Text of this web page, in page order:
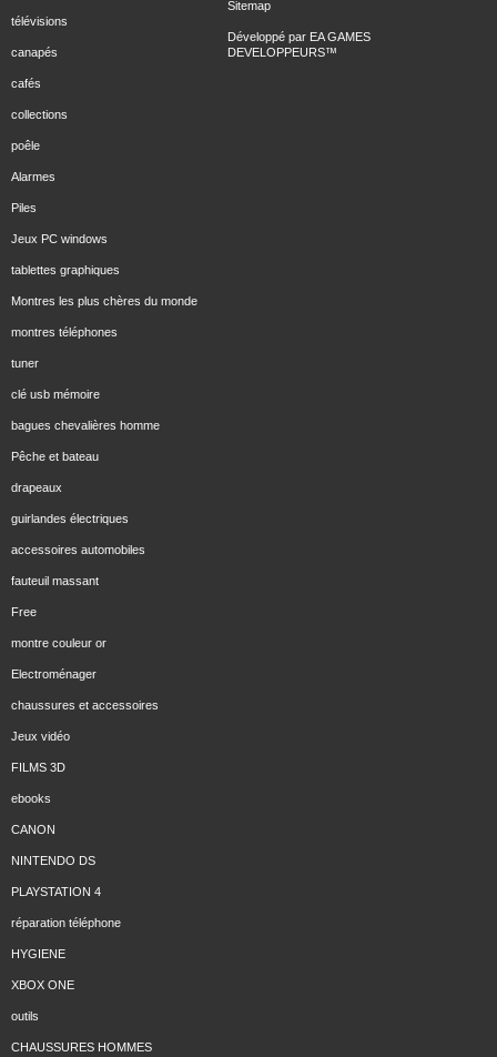
télévisions
canapés
cafés
collections
poêle
Alarmes
Piles
Jeux PC windows
tablettes graphiques
Montres les plus chères du monde
montres téléphones
tuner
clé usb mémoire
bagues chevalières homme
Pêche et bateau
drapeaux
guirlandes électriques
accessoires automobiles
fauteuil massant
Free
montre couleur or
Electroménager
chaussures et accessoires
Jeux vidéo
FILMS 3D
ebooks
CANON
NINTENDO DS
PLAYSTATION 4
réparation téléphone
HYGIENE
XBOX ONE
outils
CHAUSSURES HOMMES
Sitemap
Développé par EA GAMES
DEVELOPPEURS™